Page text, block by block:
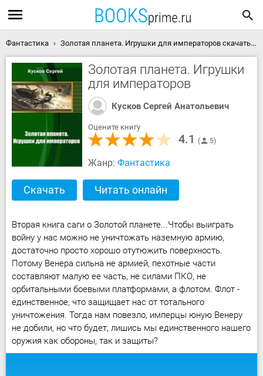
Фантастика Золотая планета. Игрушки для императоров скачать книгу
Золотая планета. Игрушки
для императоров
Кусков Сергей Анатольевич
Оцените книгу
4.1 5
Жанр: Фантастика
Скачать Читать онлайн
Вторая книга саги о Золотой планете...Чтобы выиграть
войну у нас можно не уничтожать наземную армию,
достаточно просто хорошо отутюжить поверхность.
Потому Венера сильна не армией, пехотные части
составляют малую ее часть, не силами ПКО, не
орбитальными боевыми платформами, а флотом. Флот -
единственное, что защищает нас от тотального
уничтожения. Тогда нам повезло, имперцы юную Венеру
не добили, но что будет, лишись мы единственного нашего
оружия как обороны, так и защиты?